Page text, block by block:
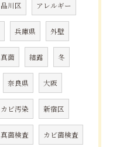
品川区 アレルギー
兵庫県 外壁
真菌 結露 冬
奈良県 大阪
カビ汚染 新宿区
真菌検査 カビ菌検査